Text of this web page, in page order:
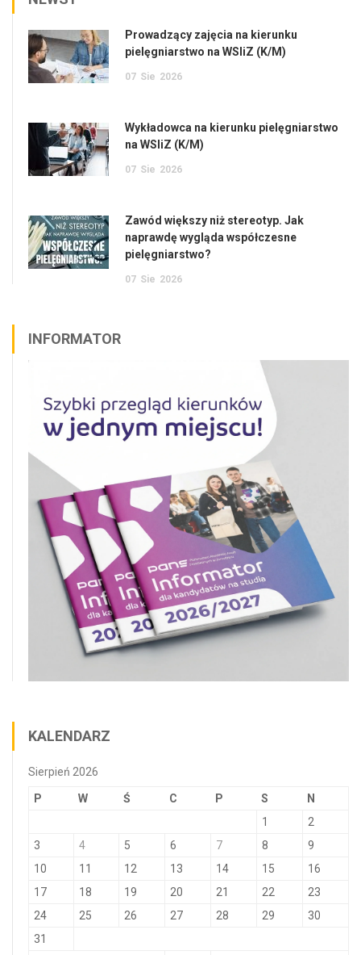
Prowadzący zajęcia na kierunku
pielęgniarstwo na WSIiZ (K/M)
07 Sie 2026
Wykładowca na kierunku pielęgniarstwo
na WSIiZ (K/M)
07 Sie 2026
Zawód większy niż stereotyp. Jak
naprawdę wygląda współczesne
pielęgniarstwo?
07 Sie 2026
INFORMATOR
KALENDARZ
Sierpień 2026
P W Ś C P S N
1
2
3
4 5 6 7 8
9
10
11 12 13 14 15
16
17
18 19 20 21 22
23
24
25 26 27 28 29
30
31